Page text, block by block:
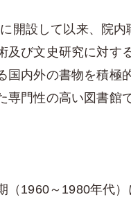
開設して以来、院
及び文史研究に対
内外の書物を積
門性の高い図書
1960～1980年代